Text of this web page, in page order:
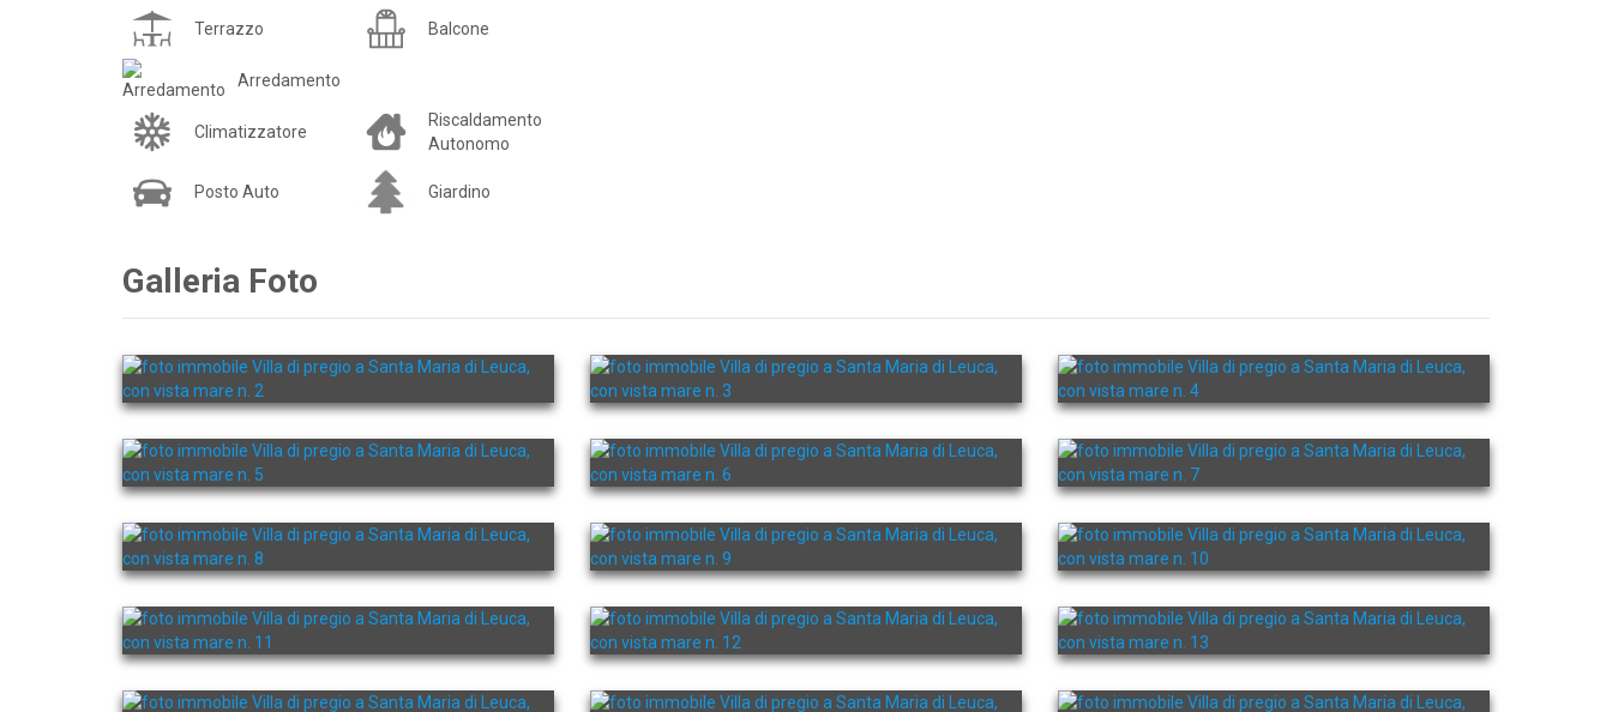
Terrazzo Balcone
Arredamento
Climatizzatore
Riscaldamento
Autonomo
Posto Auto Giardino
Galleria Foto